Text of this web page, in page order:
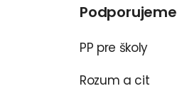
Podporujeme
PP pre školy
Rozum a cit